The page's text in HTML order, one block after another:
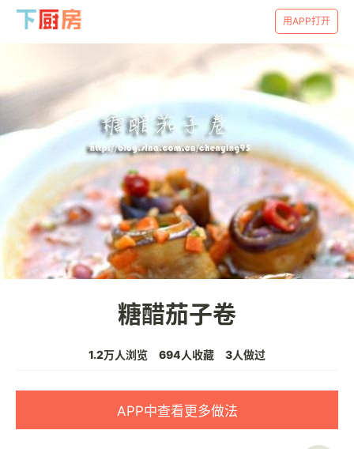
用APP打开
糖醋茄子卷
1.2万人浏览 694人收藏 3人做过
APP中查看更多做法